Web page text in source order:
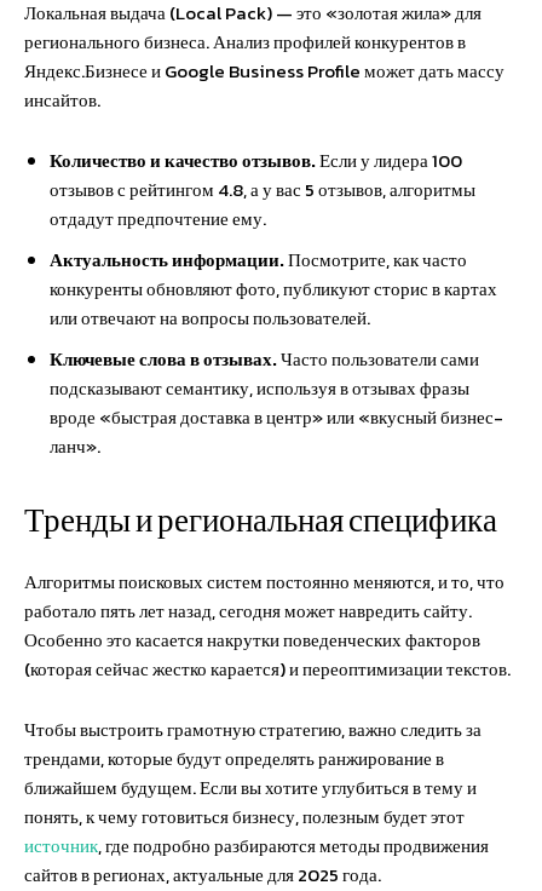
Локальная выдача (Local Pack) — это «золотая жила» для
регионального бизнеса. Анализ профилей конкурентов в
Яндекс.Бизнесе и Google Business Profile может дать массу
инсайтов.
Количество и качество отзывов.Если у лидера 100
отзывов с рейтингом 4.8, а у вас 5 отзывов, алгоритмы
отдадут предпочтение ему.
Актуальность информации.Посмотрите, как часто
конкуренты обновляют фото, публикуют сторис в картах
или отвечают на вопросы пользователей.
Ключевые слова в отзывах.Часто пользователи сами
подсказывают семантику, используя в отзывах фразы
вроде «быстрая доставка в центр» или «вкусный бизнес-
ланч».
Тренды и региональная специфика
Алгоритмы поисковых систем постоянно меняются, и то, что
работало пять лет назад, сегодня может навредить сайту.
Особенно это касается накрутки поведенческих факторов
(которая сейчас жестко карается) и переоптимизации текстов.
Чтобы выстроить грамотную стратегию, важно следить за
трендами, которые будут определять ранжирование в
ближайшем будущем. Если вы хотите углубиться в тему и
понять, к чему готовиться бизнесу, полезным будет этот
источник, где подробно разбираются методы продвижения
сайтов в регионах, актуальные для 2025 года.